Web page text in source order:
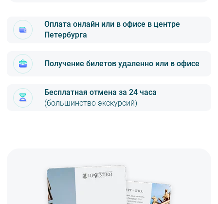
Оплата онлайн или в офисе в центре
Петербурга
Получение билетов удаленно или в офисе
Бесплатная отмена за 24 часа
(большинство экскурсий)
Наличными или картой VISA, MasterCard, МИР в офисе по адресу
м. «Площадь Восстания»,Лиговский пр., 47, офис 5 (3 этаж)
Вы можете заказать доставку билетов себе домой или в офис.
Наш курьер подъедет в удобное для вас место в